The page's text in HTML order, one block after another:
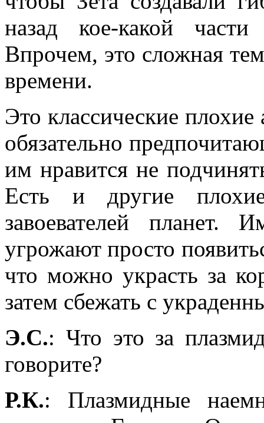
назад кое-какой
Впрочем, это сложная
времени.
Это классические
обязательно
им нравится не
Есть и другие
завоевателей планет.
угрожают просто
что можно украсть за
затем сбежать с
Э.С.: Что это за
говорите?
Р.К.: Плазмидные